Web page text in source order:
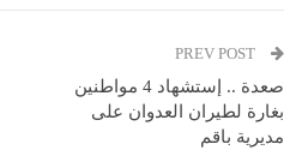
صعدة .. إستشهاد 4 مواطنين
بغارة لطيران العدوان على
مديرية باقم